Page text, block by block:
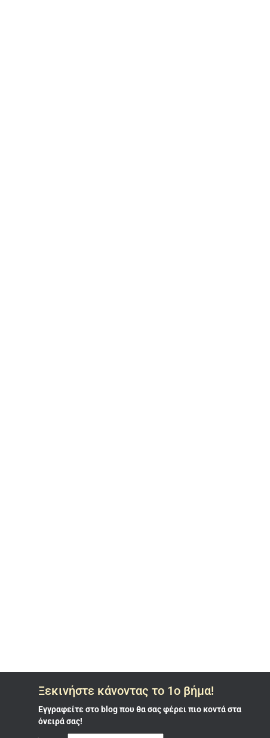
Ξεκινήστε κάνοντας το 1ο βήμα!
Εγγραφείτε στο blog που θα σας φέρει πιο κοντά στα
όνειρά σας!